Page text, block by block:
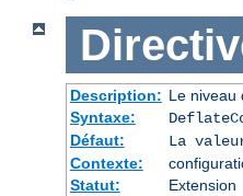
Description: Le niveau
Syntaxe:
Défaut:
La
Contexte:
Statut:
Extension